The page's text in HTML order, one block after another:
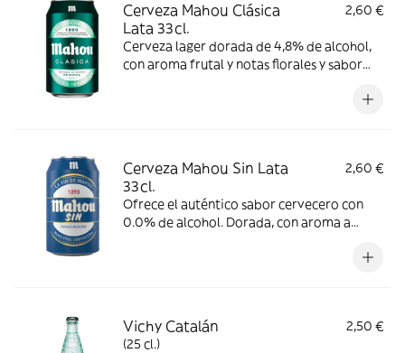
Cerveza Mahou Clásica
Lata 33cl.
2,60 €
Cerveza lager dorada de 4,8% de alcohol,
con aroma frutal y notas florales y sabor
Cerveza Mahou Sin Lata
33cl.
2,60 €
Ofrece el auténtico sabor cervecero con
0.0% de alcohol. Dorada, con aroma a
Vichy Catalán
2,50 €
(25 cl.)